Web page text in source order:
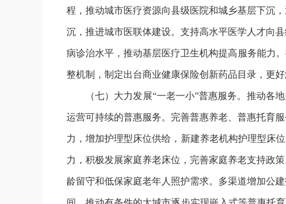
程，推动城市医疗资源向县级医院和城乡基层下沉
沉，推进城市医联体建设。支持高水平医学人才向
病诊治水平，推动基层医疗卫生机构提高服务能力
整机制，制定出台商业健康保险创新药品目录，更
（七）大力发展“一老一小”普惠服务。推动各
运营可持续的普惠服务。完善普惠养老、普惠托育
力，增加护理型床位供给，新建养老机构护理型床
力，积极发展家庭养老床位，完善家庭养老支持政
龄留守和低保家庭老年人照护需求。多渠道增加公